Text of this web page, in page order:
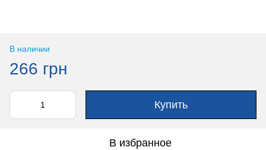
В наличии
266 грн
Купить
В избранное